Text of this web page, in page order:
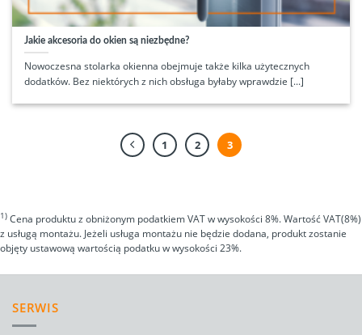
Jakie akcesoria do okien są niezbędne?
Nowoczesna stolarka okienna obejmuje także kilka użytecznych
dodatków. Bez niektórych z nich obsługa byłaby wprawdzie [...]
1 2 3
1) Cena produktu z obniżonym podatkiem VAT w wysokości 8%. Wartość VAT(8%)
z usługą montażu. Jeżeli usługa montażu nie będzie dodana, produkt zostanie
objęty ustawową wartością podatku w wysokości 23%.
SERWIS